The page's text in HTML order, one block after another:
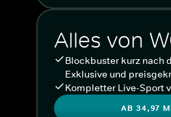
Alles von
Blockbuster kurz nach
Exklusive und
Kompletter Live-Sport
AB 34,97